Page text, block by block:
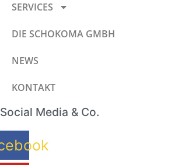
SERVICES
DIE SCHOKOMA GMBH
NEWS
KONTAKT
Social Media & Co.